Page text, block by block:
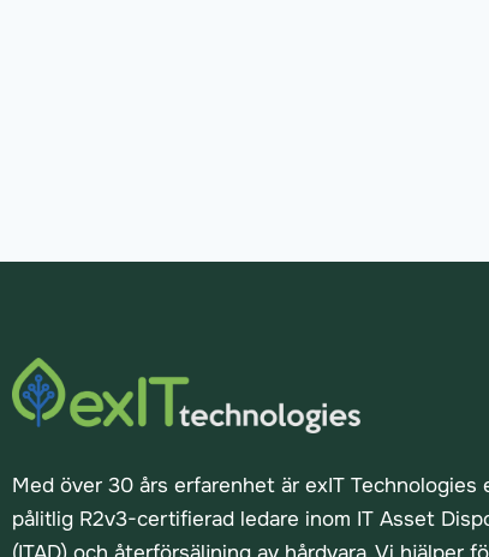
Med över 30 års erfarenhet är exIT Technologies
pålitlig R2v3-certifierad ledare inom IT Asset